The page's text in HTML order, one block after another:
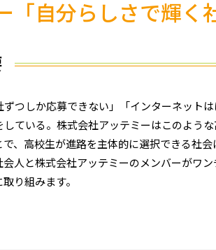
「自分らしさで輝く
つしか応募できない」「インターネット
ている。株式会社アッテミーはこのよう
、高校生が進路を主体的に選択できる社
人と株式会社アッテミーのメンバーがワ
り組みます。